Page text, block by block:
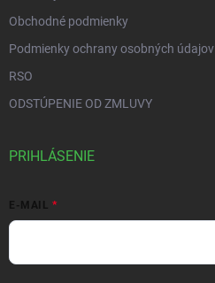
Obchodné podmienky
Podmienky ochrany osobných údajov
RSO
ODSTÚPENIE OD ZMLUVY
PRIHLÁSENIE
E-MAIL